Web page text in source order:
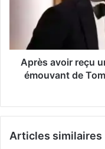
d'honneur.
discours
émouvant
public18
202510:10
Après avoir reçu
émouvant de
Articles similaires